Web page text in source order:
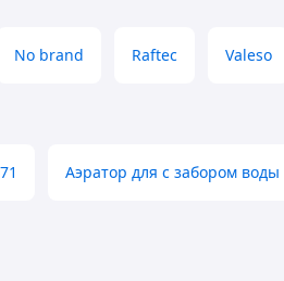
No brand Raftec Valeso
Аэратор для с забором воды